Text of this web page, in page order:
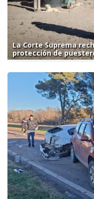
La Corte Suprema
protección de